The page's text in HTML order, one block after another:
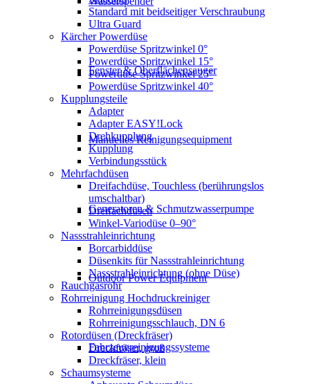
Fenster & Oberflächensauger
Manuelles Reinigungsequipment
Generatoren & Schmutzwasserpumpe
Outdoor Power Equipment
Fahrzeugreinigungssysteme
Standard mit beidseitiger Verschraubung
Ultra Guard
Kärcher Powerdüse
Powerdüse Spritzwinkel 0°
Powerdüse Spritzwinkel 15°
Powerdüse Spritzwinkel 25°
Powerdüse Spritzwinkel 40°
Kupplungsteile
Adapter
Adapter EASY!Lock
Drehkupplung
Kupplung
Verbindungsstück
Mehrfachdüsen
Dreifachdüse, Touchless (berührungslos
umschaltbar)
Dreifachdüsen
Winkel-Variodüse 0–90°
Nassstrahleinrichtung
Borcarbiddüse
Düsenkits für Nassstrahleinrichtung
Nassstrahleinrichtung (ohne Düse)
Rauchgasrohr
Rohrreinigung Hochdruckreiniger
Rohrreinigungsdüsen
Rohrreinigungsschlauch, DN 6
Rotordüsen (Dreckfräser)
Dreckfräser, groß
Dreckfräser, klein
Schaumsysteme